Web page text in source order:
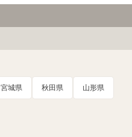
宮城県 秋田県 山形県